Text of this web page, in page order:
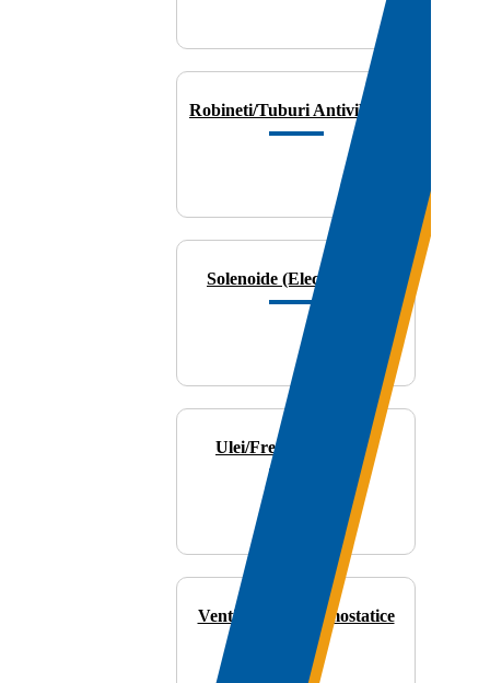
Robineti/Tuburi Antivibratie
Solenoide (Electrovalve)
Ulei/Freon/Solutii UV
Ventile/Valve Termostatice